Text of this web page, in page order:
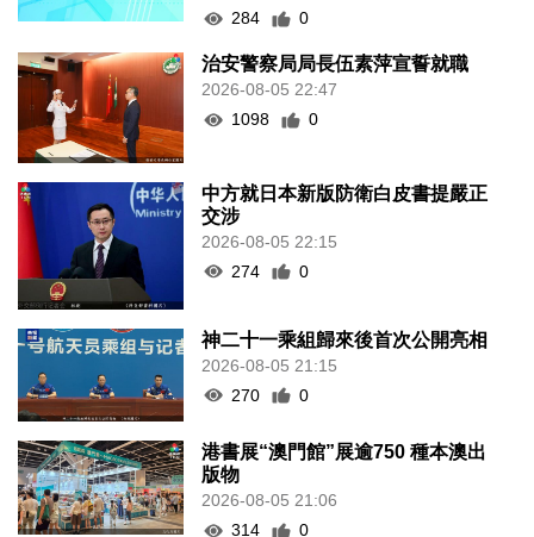
284
0
治安警察局局長伍素萍宣誓就職
2026-08-05 22:47
1098
0
中方就日本新版防衛白皮書提嚴正
交涉
2026-08-05 22:15
274
0
神二十一乘組歸來後首次公開亮相
2026-08-05 21:15
270
0
港書展“澳門館”展逾750 種本澳出
版物
2026-08-05 21:06
314
0